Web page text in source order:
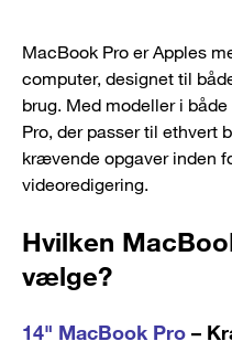
MacBook Pro er Apples
computer, designet til
brug. Med modeller i
Pro, der passer til ethvert
krævende opgaver inden
videoredigering.
Hvilken
vælge?
14" MacBook Pro –